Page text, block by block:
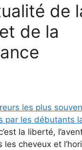
de
de la
les plus
par les débutants
la liberté,
les cheveux et